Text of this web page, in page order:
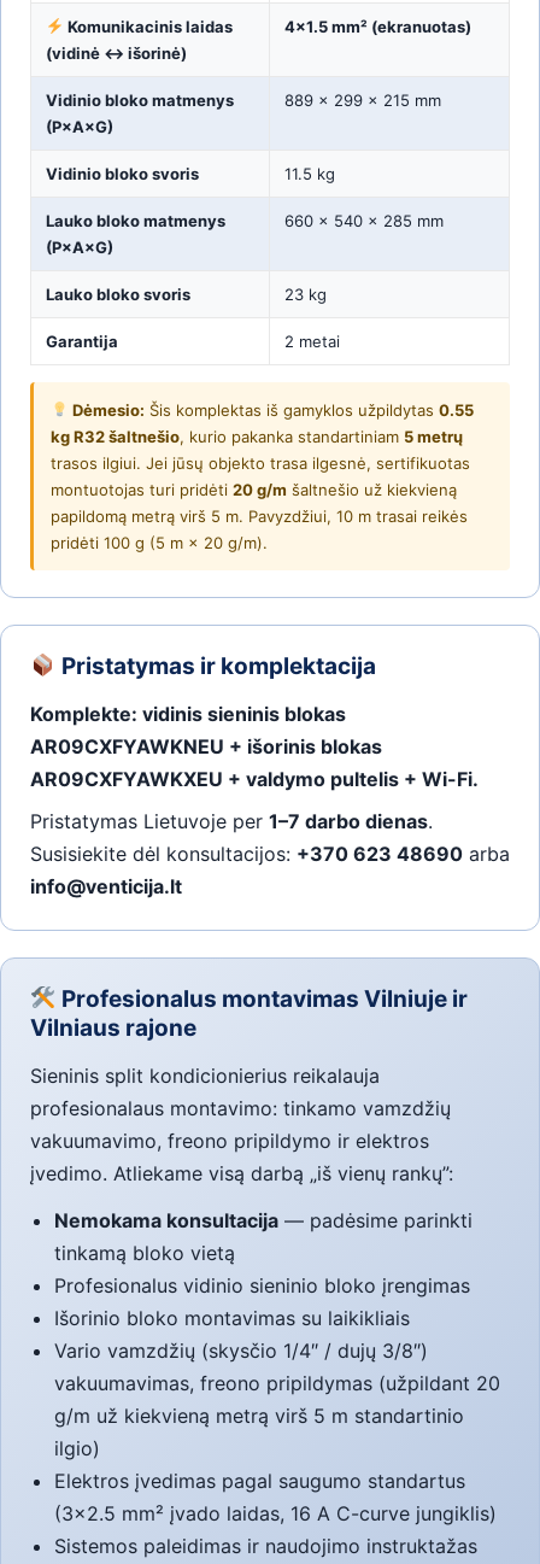
Komunikacinis laidas
(vidinė ↔ išorinė)
4×1.5 mm² (ekranuotas)
Vidinio bloko matmenys
(P×A×G)
889 × 299 × 215 mm
Vidinio bloko svoris 11.5 kg
Lauko bloko matmenys
(P×A×G)
660 × 540 × 285 mm
Lauko bloko svoris 23 kg
Garantija 2 metai
Dėmesio: Šis komplektas iš gamyklos užpildytas 0.55
kg R32 šaltnešio, kurio pakanka standartiniam 5 metrų
trasos ilgiui. Jei jūsų objekto trasa ilgesnė, sertifikuotas
montuotojas turi pridėti 20 g/m šaltnešio už kiekvieną
papildomą metrą virš 5 m. Pavyzdžiui, 10 m trasai reikės
pridėti 100 g (5 m × 20 g/m).
Pristatymas ir komplektacija
Komplekte: vidinis sieninis blokas
AR09CXFYAWKNEU + išorinis blokas
AR09CXFYAWKXEU + valdymo pultelis + Wi-Fi.
Pristatymas Lietuvoje per 1–7 darbo dienas.
Susisiekite dėl konsultacijos: +370 623 48690 arba
info@venticija.lt
Profesionalus montavimas Vilniuje ir
Vilniaus rajone
Sieninis split kondicionierius reikalauja
profesionalaus montavimo: tinkamo vamzdžių
vakuumavimo, freono pripildymo ir elektros
įvedimo. Atliekame visą darbą „iš vienų rankų”:
Nemokama konsultacija — padėsime parinkti
tinkamą bloko vietą
Profesionalus vidinio sieninio bloko įrengimas
Išorinio bloko montavimas su laikikliais
Vario vamzdžių (skysčio 1/4″ / dujų 3/8″)
vakuumavimas, freono pripildymas (užpildant 20
g/m už kiekvieną metrą virš 5 m standartinio
ilgio)
Elektros įvedimas pagal saugumo standartus
(3×2.5 mm² įvado laidas, 16 A C-curve jungiklis)
Sistemos paleidimas ir naudojimo instruktažas